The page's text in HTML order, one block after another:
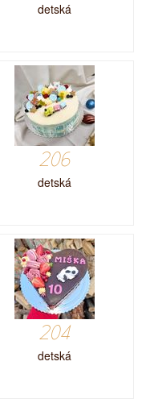
detská
206
detská
204
detská